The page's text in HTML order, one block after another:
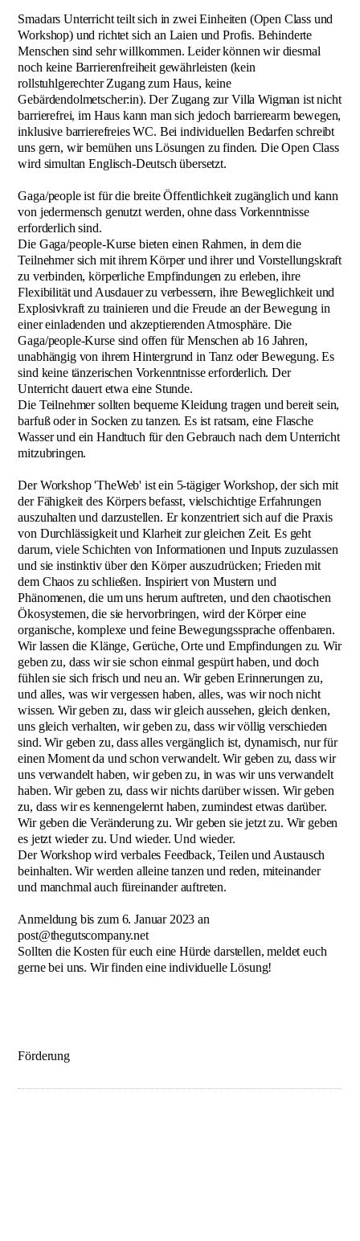
Smadars Unterricht teilt sich in zwei Einheiten (Open Class und
Workshop) und richtet sich an Laien und Profis. Behinderte
Menschen sind sehr willkommen. Leider können wir diesmal
noch keine Barrierenfreiheit gewährleisten (kein
rollstuhlgerechter Zugang zum Haus, keine
Gebärdendolmetscher:in). Der Zugang zur Villa Wigman ist nicht
barrierefrei, im Haus kann man sich jedoch barrierearm bewegen,
inklusive barrierefreies WC. Bei individuellen Bedarfen schreibt
uns gern, wir bemühen uns Lösungen zu finden. Die Open Class
wird simultan Englisch-Deutsch übersetzt.
Gaga/people ist für die breite Öffentlichkeit zugänglich und kann
von jedermensch genutzt werden, ohne dass Vorkenntnisse
erforderlich sind.
Die Gaga/people-Kurse bieten einen Rahmen, in dem die
Teilnehmer sich mit ihrem Körper und ihrer und Vorstellungskraft
zu verbinden, körperliche Empfindungen zu erleben, ihre
Flexibilität und Ausdauer zu verbessern, ihre Beweglichkeit und
Explosivkraft zu trainieren und die Freude an der Bewegung in
einer einladenden und akzeptierenden Atmosphäre. Die
Gaga/people-Kurse sind offen für Menschen ab 16 Jahren,
unabhängig von ihrem Hintergrund in Tanz oder Bewegung. Es
sind keine tänzerischen Vorkenntnisse erforderlich. Der
Unterricht dauert etwa eine Stunde.
Die Teilnehmer sollten bequeme Kleidung tragen und bereit sein,
barfuß oder in Socken zu tanzen. Es ist ratsam, eine Flasche
Wasser und ein Handtuch für den Gebrauch nach dem Unterricht
mitzubringen.
Der Workshop 'TheWeb' ist ein 5-tägiger Workshop, der sich mit
der Fähigkeit des Körpers befasst, vielschichtige Erfahrungen
auszuhalten und darzustellen. Er konzentriert sich auf die Praxis
von Durchlässigkeit und Klarheit zur gleichen Zeit. Es geht
darum, viele Schichten von Informationen und Inputs zuzulassen
und sie instinktiv über den Körper auszudrücken; Frieden mit
dem Chaos zu schließen. Inspiriert von Mustern und
Phänomenen, die um uns herum auftreten, und den chaotischen
Ökosystemen, die sie hervorbringen, wird der Körper eine
organische, komplexe und feine Bewegungssprache offenbaren.
Wir lassen die Klänge, Gerüche, Orte und Empfindungen zu. Wir
geben zu, dass wir sie schon einmal gespürt haben, und doch
fühlen sie sich frisch und neu an. Wir geben Erinnerungen zu,
und alles, was wir vergessen haben, alles, was wir noch nicht
wissen. Wir geben zu, dass wir gleich aussehen, gleich denken,
uns gleich verhalten, wir geben zu, dass wir völlig verschieden
sind. Wir geben zu, dass alles vergänglich ist, dynamisch, nur für
einen Moment da und schon verwandelt. Wir geben zu, dass wir
uns verwandelt haben, wir geben zu, in was wir uns verwandelt
haben. Wir geben zu, dass wir nichts darüber wissen. Wir geben
zu, dass wir es kennengelernt haben, zumindest etwas darüber.
Wir geben die Veränderung zu. Wir geben sie jetzt zu. Wir geben
es jetzt wieder zu. Und wieder. Und wieder.
Der Workshop wird verbales Feedback, Teilen und Austausch
beinhalten. Wir werden alleine tanzen und reden, miteinander
und manchmal auch füreinander auftreten.
Anmeldung bis zum 6. Januar 2023 an
post@thegutscompany.net
Sollten die Kosten für euch eine Hürde darstellen, meldet euch
gerne bei uns. Wir finden eine individuelle Lösung!
Förderung